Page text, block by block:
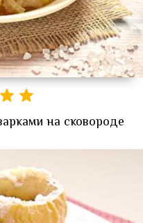
на сковороде